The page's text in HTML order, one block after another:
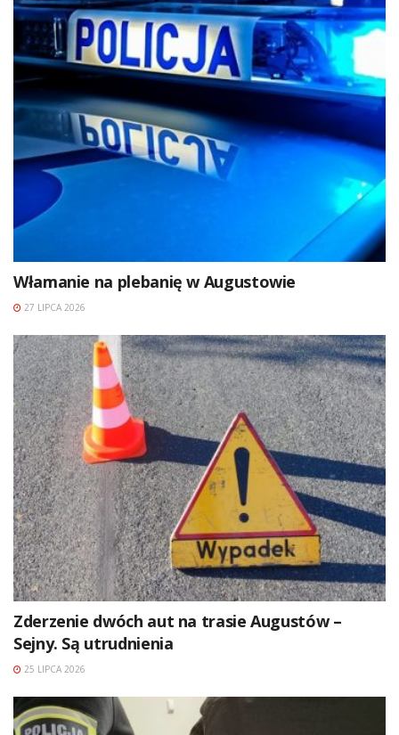
Włamanie na plebanię w Augustowie
27 LIPCA 2026
Zderzenie dwóch aut na trasie Augustów –
Sejny. Są utrudnienia
25 LIPCA 2026